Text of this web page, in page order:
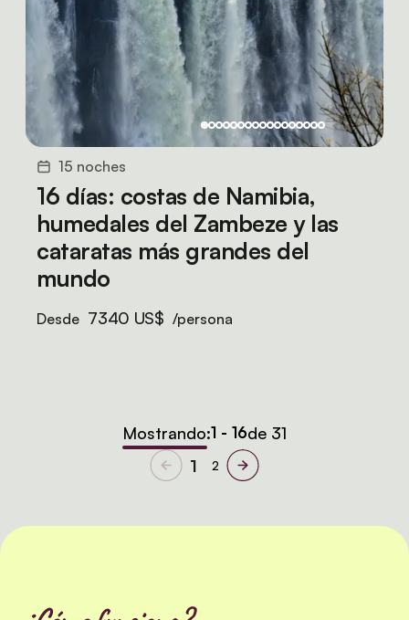
15 noches
16 días: costas de Namibia,
humedales del Zambeze y las
cataratas más grandes del
mundo
Desde 7340 US$ /persona
Mostrando:1 - 16de 31
1
2